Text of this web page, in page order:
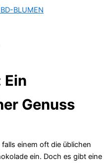
BLUMEN
Ein
Genuss
einem oft die üblichen
ein. Doch es gibt eine